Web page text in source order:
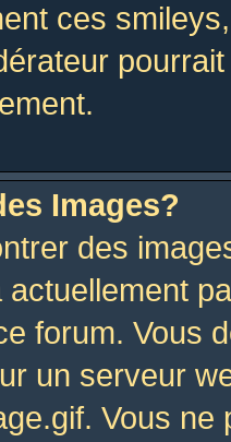
ces
Images?
des
actuellement
forum. Vous
un serveur
Vous